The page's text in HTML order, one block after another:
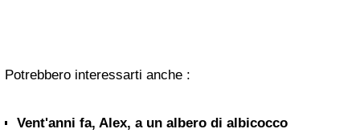
Potrebbero interessarti anche :
Vent'anni fa, Alex, a un albero di albicocco